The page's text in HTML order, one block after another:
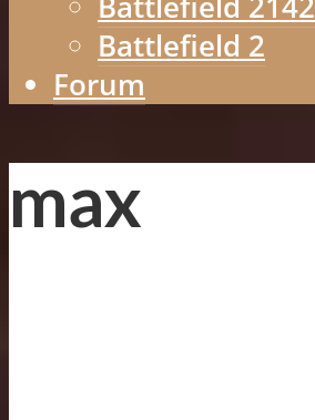
Battlefield 2
Forum
max